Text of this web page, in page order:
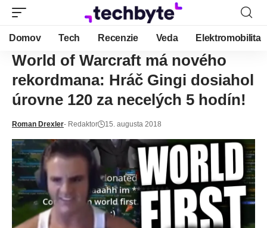
Domov Tech Recenzie Veda Elektromobilita
World of Warcraft má nového
rekordmana: Hráč Gingi dosiahol
úrovne 120 za necelých 5 hodín!
Roman Drexler- Redaktor 15. augusta 2018